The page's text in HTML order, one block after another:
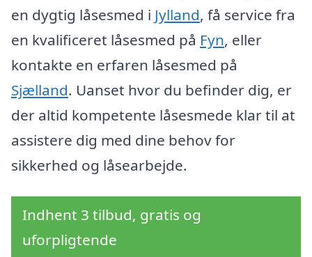
en dygtig låsesmed i Jylland, få service fra
en kvalificeret låsesmed på Fyn, eller
kontakte en erfaren låsesmed på
Sjælland. Uanset hvor du befinder dig, er
der altid kompetente låsesmede klar til at
assistere dig med dine behov for
sikkerhed og låsearbejde.
Indhent 3 tilbud, gratis og
uforpligtende